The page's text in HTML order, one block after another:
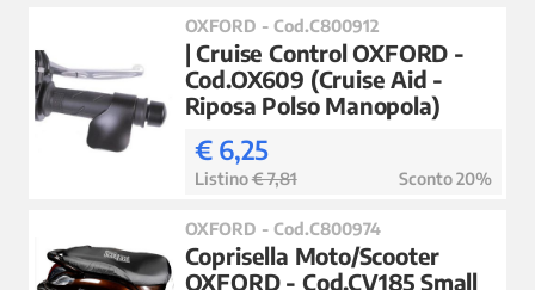
OXFORD - Cod.C800912
| Cruise Control OXFORD -
Cod.OX609 (Cruise Aid -
Riposa Polso Manopola)
€ 6,25
Listino€ 7,81 Sconto 20%
OXFORD - Cod.C800974
Coprisella Moto/Scooter
OXFORD - Cod.CV185 Small